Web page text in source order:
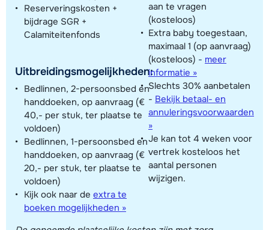
Reserveringskosten +
bijdrage SGR +
Calamiteitenfonds
Uitbreidingsmogelijkheden:
Bedlinnen, 2-persoonsbed en
handdoeken, op aanvraag (€
40,- per stuk, ter plaatse te
voldoen)
Bedlinnen, 1-persoonsbed en
handdoeken, op aanvraag (€
20,- per stuk, ter plaatse te
voldoen)
Kijk ook naar de extra te
boeken mogelijkheden »
aan te vragen
(kosteloos)
Extra baby toegestaan,
maximaal 1 (op aanvraag)
(kosteloos) - meer
informatie »
Slechts 30% aanbetalen
- Bekijk betaal- en
annuleringsvoorwaarden
»
Je kan tot 4 weken voor
vertrek kosteloos het
aantal personen
wijzigen.